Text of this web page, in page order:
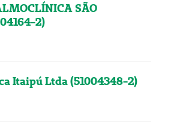
SÃO
2)
Itaipú Ltda (51004348-2)